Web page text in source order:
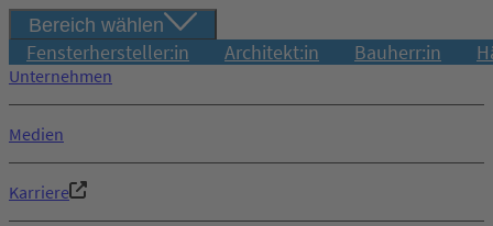
Bereich wählen
Fensterhersteller:in Architekt:in Bauherr:in
Unternehmen
Medien
Karriere